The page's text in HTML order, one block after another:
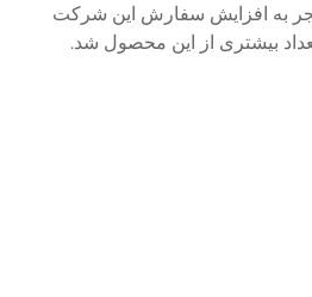
به افزایش سفارش این شرکت
بیشتری از این محصول شد.